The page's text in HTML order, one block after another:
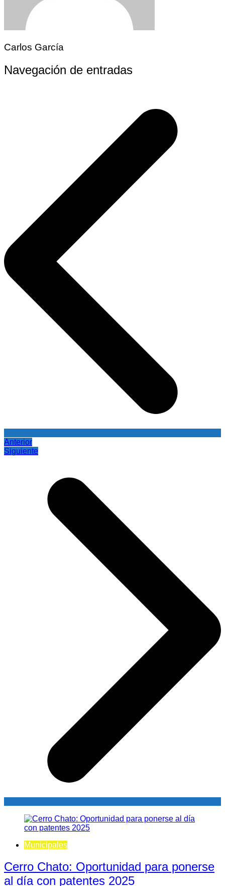
Carlos García
Navegación de entradas
Anterior
Siguiente
Municipales
Cerro Chato: Oportunidad para ponerse
al día con patentes 2025